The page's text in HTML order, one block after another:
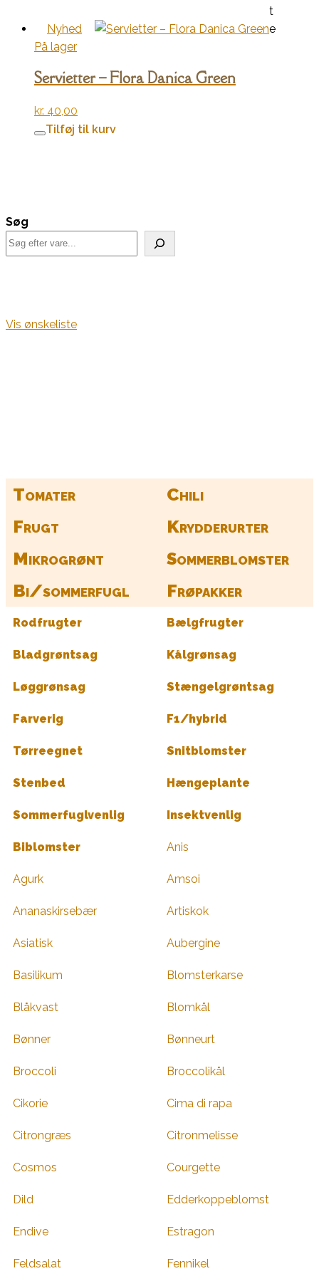
Nyhed
t
e
På lager
Servietter – Flora Danica Green
kr. 40,00
Tilføj til kurv
Søg
Vis ønskeliste
Tomater
Chili
Frugt
Krydderurter
Mikrogrønt
Sommerblomster
Bi/sommerfugl
Frøpakker
Rodfrugter Bælgfrugter
Bladgrøntsag Kålgrønsag
Løggrønsag Stængelgrøntsag
Farverig F1/hybrid
Tørreegnet Snitblomster
Stenbed Hængeplante
Sommerfuglvenlig Insektvenlig
Biblomster Anis
Agurk Amsoi
Ananaskirsebær Artiskok
Asiatisk Aubergine
Basilikum Blomsterkarse
Blåkvast Blomkål
Bønner Bønneurt
Broccoli Broccolikål
Cikorie Cima di rapa
Citrongræs Citronmelisse
Cosmos Courgette
Dild Edderkoppeblomst
Endive Estragon
Feldsalat Fennikel